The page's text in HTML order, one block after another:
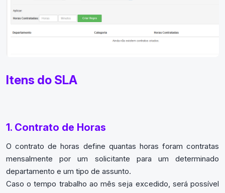
Itens do SLA
1. Contrato de Horas
O contrato de horas define quantas horas foram contratas
mensalmente por um solicitante para um determinado
departamento e um tipo de assunto.
Caso o tempo trabalho ao mês seja excedido, será possível